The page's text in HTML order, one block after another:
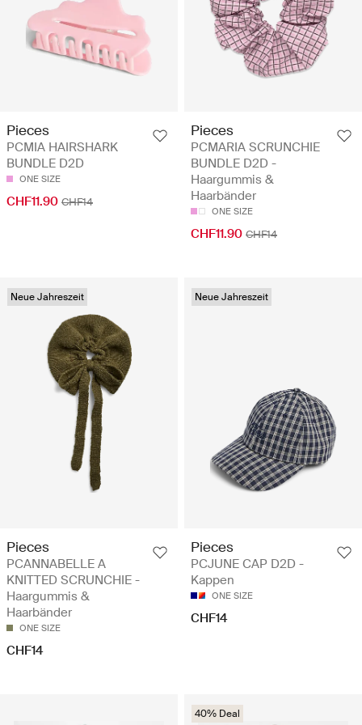
Pieces
PCMIA HAIRSHARK
BUNDLE D2D
ONE SIZE
CHF11.90 CHF14
Pieces
PCMARIA SCRUNCHIE
BUNDLE D2D -
Haargummis &
Haarbänder
ONE SIZE
CHF11.90 CHF14
Neue Jahreszeit
Pieces
PCANNABELLE A
KNITTED SCRUNCHIE -
Haargummis &
Haarbänder
ONE SIZE
CHF14
Neue Jahreszeit
Pieces
PCJUNE CAP D2D -
Kappen
ONE SIZE
CHF14
40% Deal